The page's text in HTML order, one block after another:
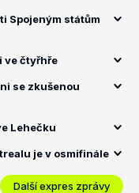
Spojeným státům
ve čtyřhře
se zkušenou
Lehečku
je v osmifinále
Další expres zprávy